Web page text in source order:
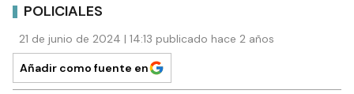
POLICIALES
21 de junio de 2024 | 14:13 publicado hace 2 años
Añadir como fuente en